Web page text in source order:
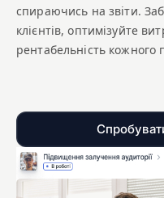
спираючись на звіти.
клієнтів, оптимізуйте
рентабельність кожного